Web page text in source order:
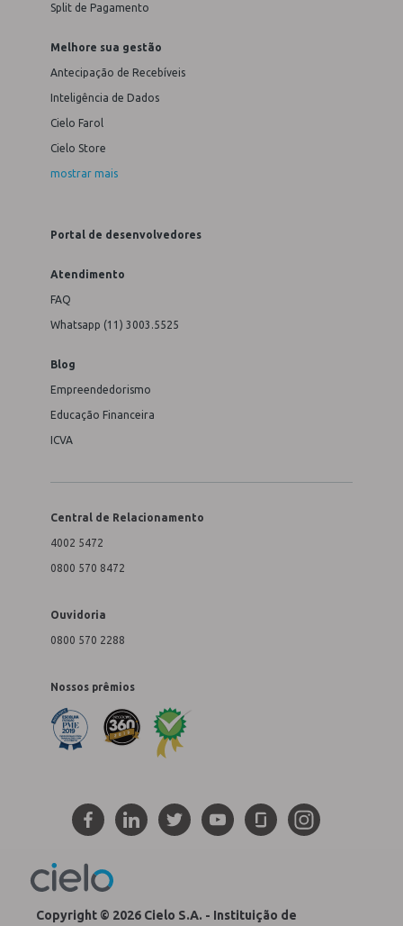
Split de Pagamento
Melhore sua gestão
Antecipação de Recebíveis
Inteligência de Dados
Cielo Farol
Cielo Store
mostrar mais
Portal de desenvolvedores
Atendimento
FAQ
Whatsapp (11) 3003.5525
Blog
Empreendedorismo
Educação Financeira
ICVA
Central de Relacionamento
4002 5472
0800 570 8472
Ouvidoria
0800 570 2288
Nossos prêmios
Copyright © 2026 Cielo S.A. - Instituição de